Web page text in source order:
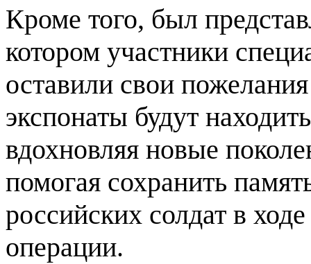
Кроме того, был
котором участники
оставили свои
экспонаты будут
вдохновляя новые
помогая сохранить
российских солдат в
операции.